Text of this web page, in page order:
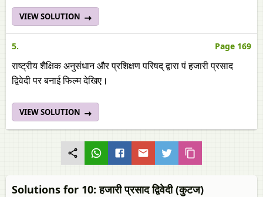
VIEW SOLUTION
5. Page 169
राष्ट्रीय शैक्षिक अनुसंधान और प्रशिक्षण परिषद् द्वारा पं हजारी प्रसाद
द्विवेदी पर बनाई फिल्म देखिए।
VIEW SOLUTION
Solutions for 10: हजारी प्रसाद द्विवेदी (कुटज)